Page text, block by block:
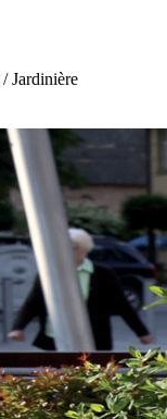
/ Jardinière